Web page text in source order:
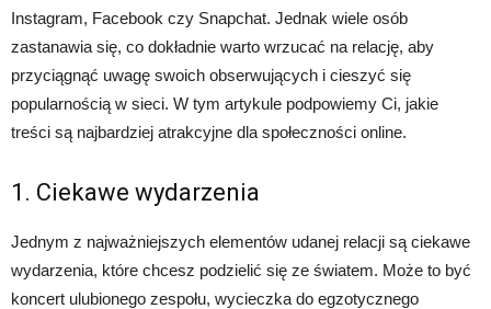
Instagram, Facebook czy Snapchat. Jednak wiele osób
zastanawia się, co dokładnie warto wrzucać na relację, aby
przyciągnąć uwagę swoich obserwujących i cieszyć się
popularnością w sieci. W tym artykule podpowiemy Ci, jakie
treści są najbardziej atrakcyjne dla społeczności online.
1. Ciekawe wydarzenia
Jednym z najważniejszych elementów udanej relacji są ciekawe
wydarzenia, które chcesz podzielić się ze światem. Może to być
koncert ulubionego zespołu, wycieczka do egzotycznego